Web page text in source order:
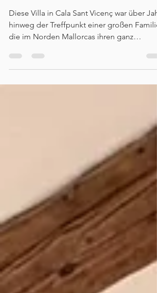
wurde
Diese Villa in Cala Sant Vicenç war über
hinweg der Treffpunkt einer großen
die im Norden Mallorcas ihren ganz